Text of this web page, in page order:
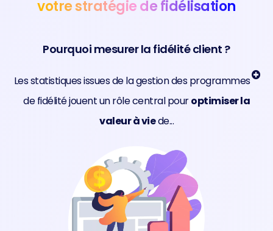
votre stratégie de fidélisation
Pourquoi mesurer la fidélité client ?
Les statistiques issues de la gestion des programmes
de fidélité jouent un rôle central pouroptimiser la
valeur à viede...